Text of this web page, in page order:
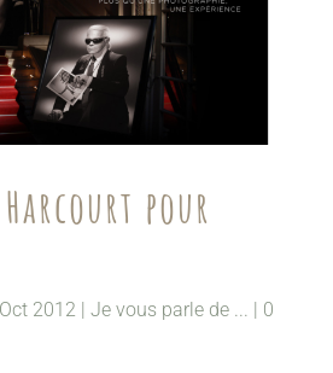
pour
2012 Je vous parle de ...
0